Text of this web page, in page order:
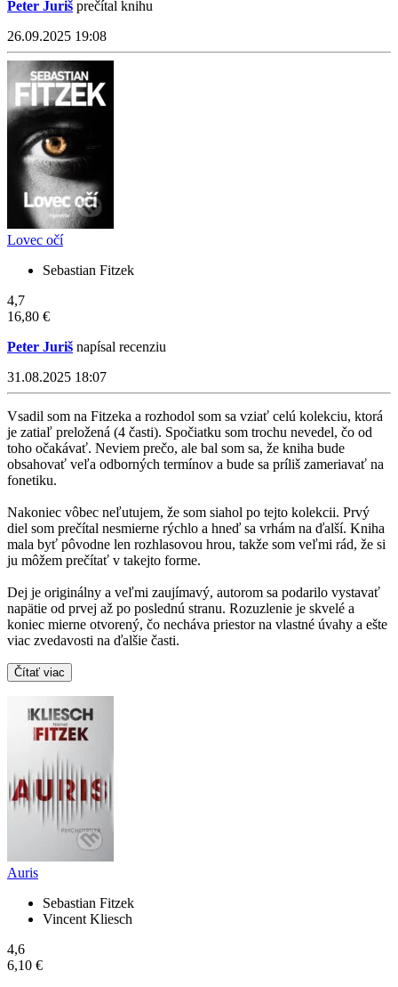
Peter Juriš prečítal knihu
26.09.2025 19:08
Lovec očí
Sebastian Fitzek
4,7
16,80 €
Peter Juriš napísal recenziu
31.08.2025 18:07
Vsadil som na Fitzeka a rozhodol som sa vziať celú kolekciu, ktorá
je zatiaľ preložená (4 časti). Spočiatku som trochu nevedel, čo od
toho očakávať. Neviem prečo, ale bal som sa, že kniha bude
obsahovať veľa odborných termínov a bude sa príliš zameriavať na
fonetiku.
Nakoniec vôbec neľutujem, že som siahol po tejto kolekcii. Prvý
diel som prečítal nesmierne rýchlo a hneď sa vrhám na ďalší. Kniha
mala byť pôvodne len rozhlasovou hrou, takže som veľmi rád, že si
ju môžem prečítať v takejto forme.
Dej je originálny a veľmi zaujímavý, autorom sa podarilo vystavať
napätie od prvej až po poslednú stranu. Rozuzlenie je skvelé a
koniec mierne otvorený, čo necháva priestor na vlastné úvahy a ešte
viac zvedavosti na ďalšie časti.
Čítať viac
Auris
Sebastian Fitzek
Vincent Kliesch
4,6
6,10 €